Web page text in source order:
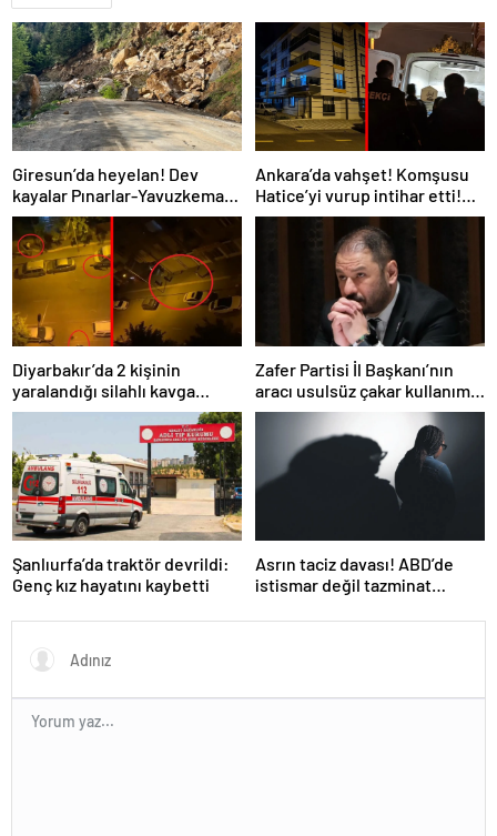
Giresun’da heyelan! Dev
kayalar Pınarlar-Yavuzkemal
kara yolu ulaşıma kapattı
Ankara’da vahşet! Komşusu
Hatice’yi vurup intihar etti!
Daha 21 yaşındaydı…
Diyarbakır’da 2 kişinin
yaralandığı silahlı kavga
kamerada
Zafer Partisi İl Başkanı’nın
aracı usulsüz çakar kullanımı
nedeniyle trafikten men
Şanlıurfa’da traktör devrildi:
Genç kız hayatını kaybetti
Asrın taciz davası! ABD’de
istismar değil tazminat